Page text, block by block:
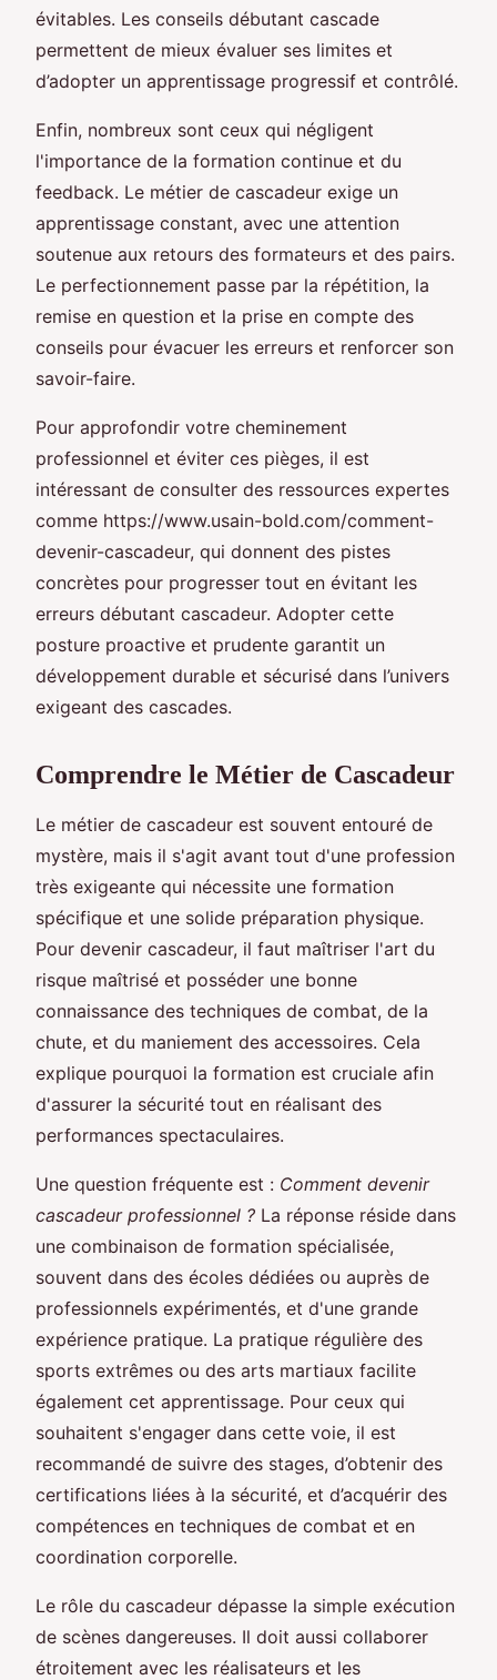
évitables. Les conseils débutant cascade
permettent de mieux évaluer ses limites et
d’adopter un apprentissage progressif et contrôlé.
Enfin, nombreux sont ceux qui négligent
l'importance de la formation continue et du
feedback. Le métier de cascadeur exige un
apprentissage constant, avec une attention
soutenue aux retours des formateurs et des pairs.
Le perfectionnement passe par la répétition, la
remise en question et la prise en compte des
conseils pour évacuer les erreurs et renforcer son
savoir-faire.
Pour approfondir votre cheminement
professionnel et éviter ces pièges, il est
intéressant de consulter des ressources expertes
comme https://www.usain-bold.com/comment-
devenir-cascadeur, qui donnent des pistes
concrètes pour progresser tout en évitant les
erreurs débutant cascadeur. Adopter cette
posture proactive et prudente garantit un
développement durable et sécurisé dans l’univers
exigeant des cascades.
Comprendre le Métier de Cascadeur
Le métier de cascadeur est souvent entouré de
mystère, mais il s'agit avant tout d'une profession
très exigeante qui nécessite une formation
spécifique et une solide préparation physique.
Pour devenir cascadeur, il faut maîtriser l'art du
risque maîtrisé et posséder une bonne
connaissance des techniques de combat, de la
chute, et du maniement des accessoires. Cela
explique pourquoi la formation est cruciale afin
d'assurer la sécurité tout en réalisant des
performances spectaculaires.
Une question fréquente est : Comment devenir
cascadeur professionnel ? La réponse réside dans
une combinaison de formation spécialisée,
souvent dans des écoles dédiées ou auprès de
professionnels expérimentés, et d'une grande
expérience pratique. La pratique régulière des
sports extrêmes ou des arts martiaux facilite
également cet apprentissage. Pour ceux qui
souhaitent s'engager dans cette voie, il est
recommandé de suivre des stages, d’obtenir des
certifications liées à la sécurité, et d’acquérir des
compétences en techniques de combat et en
coordination corporelle.
Le rôle du cascadeur dépasse la simple exécution
de scènes dangereuses. Il doit aussi collaborer
étroitement avec les réalisateurs et les